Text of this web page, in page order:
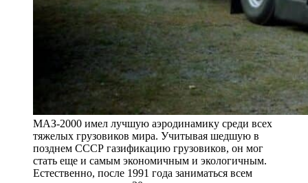
МАЗ-2000 имел лучшую аэродинамику среди всех
тяжелых грузовиков мира. Учитывая шедшую в
позднем СССР газификацию грузовиков, он мог
стать еще и самым экономичным и экологичным.
Естественно, после 1991 года заниматься всем